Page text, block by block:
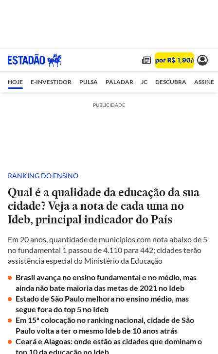
HOJE E-INVESTIDOR PULSA PALADAR JC DESCUBRA ASSINE
PUBLICIDADE
RANKING DO ENSINO
Qual é a qualidade da educação da sua
cidade? Veja a nota de cada uma no
Ideb, principal indicador do País
Em 20 anos, quantidade de municípios com nota abaixo de 5
no fundamental 1 passou de 4.110 para 442; cidades terão
assistência especial do Ministério da Educação
Brasil avança no ensino fundamental e no médio, mas
ainda não bate maioria das metas de 2021 no Ideb
Estado de São Paulo melhora no ensino médio, mas
segue fora do top 5 no Ideb
Em 15ª colocação no ranking nacional, cidade de São
Paulo volta a ter o mesmo Ideb de 10 anos atrás
Ceará e Alagoas: onde estão as cidades que dominam o
top 10 da educação no Ideb